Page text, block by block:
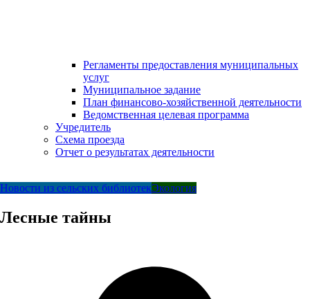
Регламенты предоставления муниципальных
услуг
Муниципальное задание
План финансово-хозяйственной деятельности
Ведомственная целевая программа
Учредитель
Схема проезда
Отчет о результатах деятельности
Новости из сельских библиотекЭкология
Лесные тайны